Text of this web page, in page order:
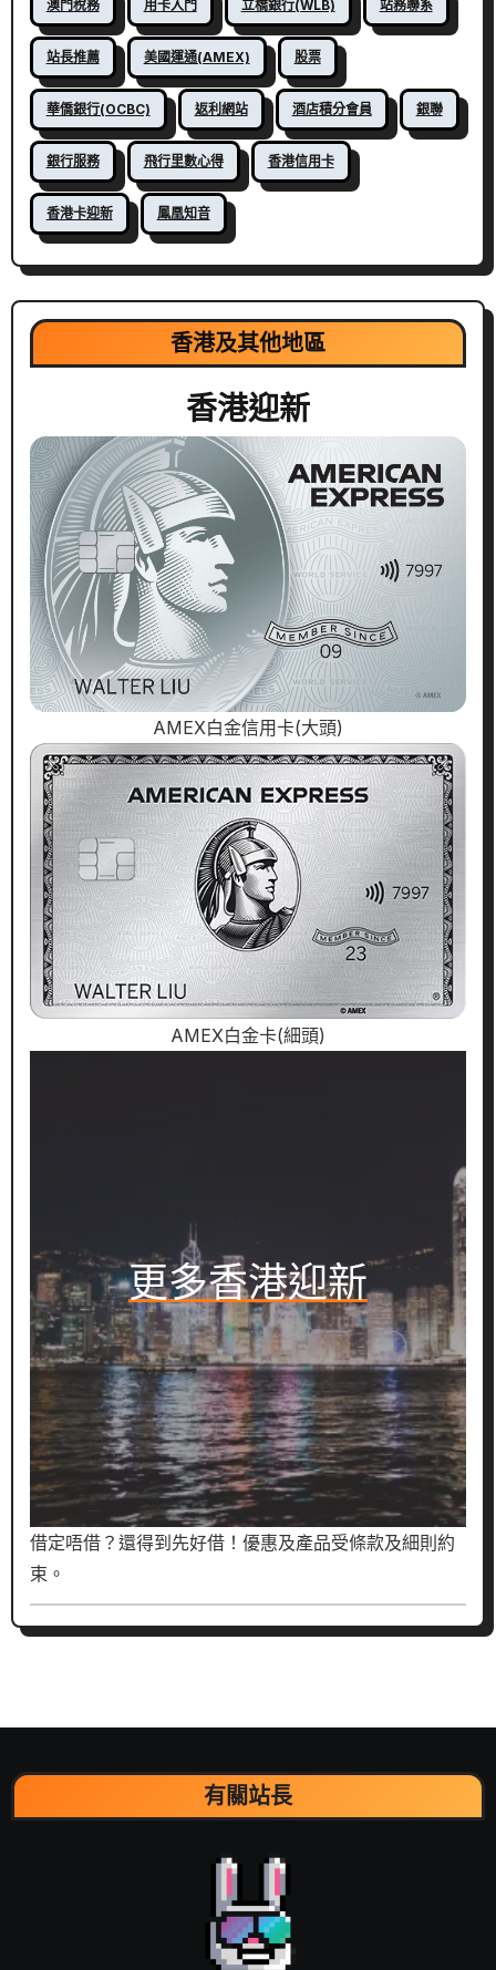
澳門稅務 用卡入門 立橋銀行(WLB) 站務聯系
站長推薦 美國運通(AMEX) 股票
華僑銀行(OCBC) 返利網站 酒店積分會員 銀聯
銀行服務 飛行里數心得 香港信用卡
香港卡迎新 鳳凰知音
香港及其他地區
香港迎新
AMEX白金信用卡(大頭)
AMEX白金卡(細頭)
更多香港迎新
借定唔借？還得到先好借！優惠及產品受條款及細則約
束。
有關站長